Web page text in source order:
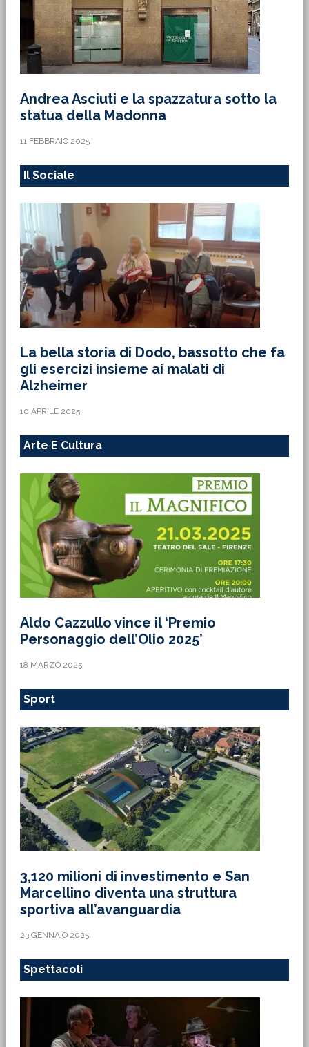
Andrea Asciuti e la spazzatura sotto la
statua della Madonna
11 FEBBRAIO 2025
Il Sociale
La bella storia di Dodo, bassotto che fa
gli esercizi insieme ai malati di
Alzheimer
10 APRILE 2025
Arte E Cultura
Aldo Cazzullo vince il ‘Premio
Personaggio dell’Olio 2025’
18 MARZO 2025
Sport
3,120 milioni di investimento e San
Marcellino diventa una struttura
sportiva all’avanguardia
23 GENNAIO 2025
Spettacoli